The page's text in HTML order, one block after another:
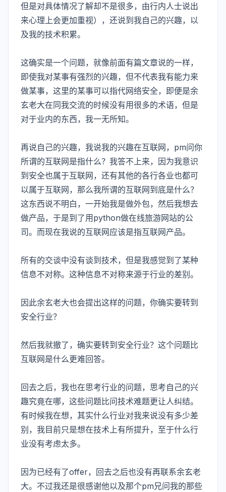
但是对具体情况了解却不是很多，由行内人士说出
来心理上会更加重视），还说到我自己的兴趣，以
及我的技术积累。
这确实是一个问题，就像前面有篇文章说的一样，
即使我对某事有强烈的兴趣，但不代表我有能力来
做某事，这里的某事可以指代网络安全，即便是余
玄老大在同我交流的时候没有用很多的术语，但是
对于业内的东西，我一无所知。
再说自己的兴趣，我说我的兴趣在互联网，pm问你
所谓的互联网是指什么？我答不上来，因为我意识
到安全也属于互联网，还有其他的各行各业也都可
以属于互联网，那么我所谓的互联网到底是什么？
这东西说不明白，一开始我是做外包，然后我想去
做产品，于是到了用python做在线旅游网站的公
司。而现在我说的互联网应该是指互联网产品。
所有的交谈中没有谈到技术，但是我感觉到了某种
信息不对称。这种信息不对称来源于行业的差别。
因此余玄老大也会提出这样的问题，你确实要转到
安全行业？
然后我就撤了，确实要转到安全行业？这个问题比
互联网是什么更难回答。
回去之后，我也在思考行业的问题，思考自己的兴
趣究竟在哪，这些问题比问技术难题更让人纠结。
有时候我在想，其实什么行业对我来说没有多少差
别，我目前只是想在技术上有所提升，至于什么行
业没有考虑太多。
因为已经有了offer，回去之后也没有再联系余玄老
大。不过我还是很感谢他以及那个pm兄问我的那些